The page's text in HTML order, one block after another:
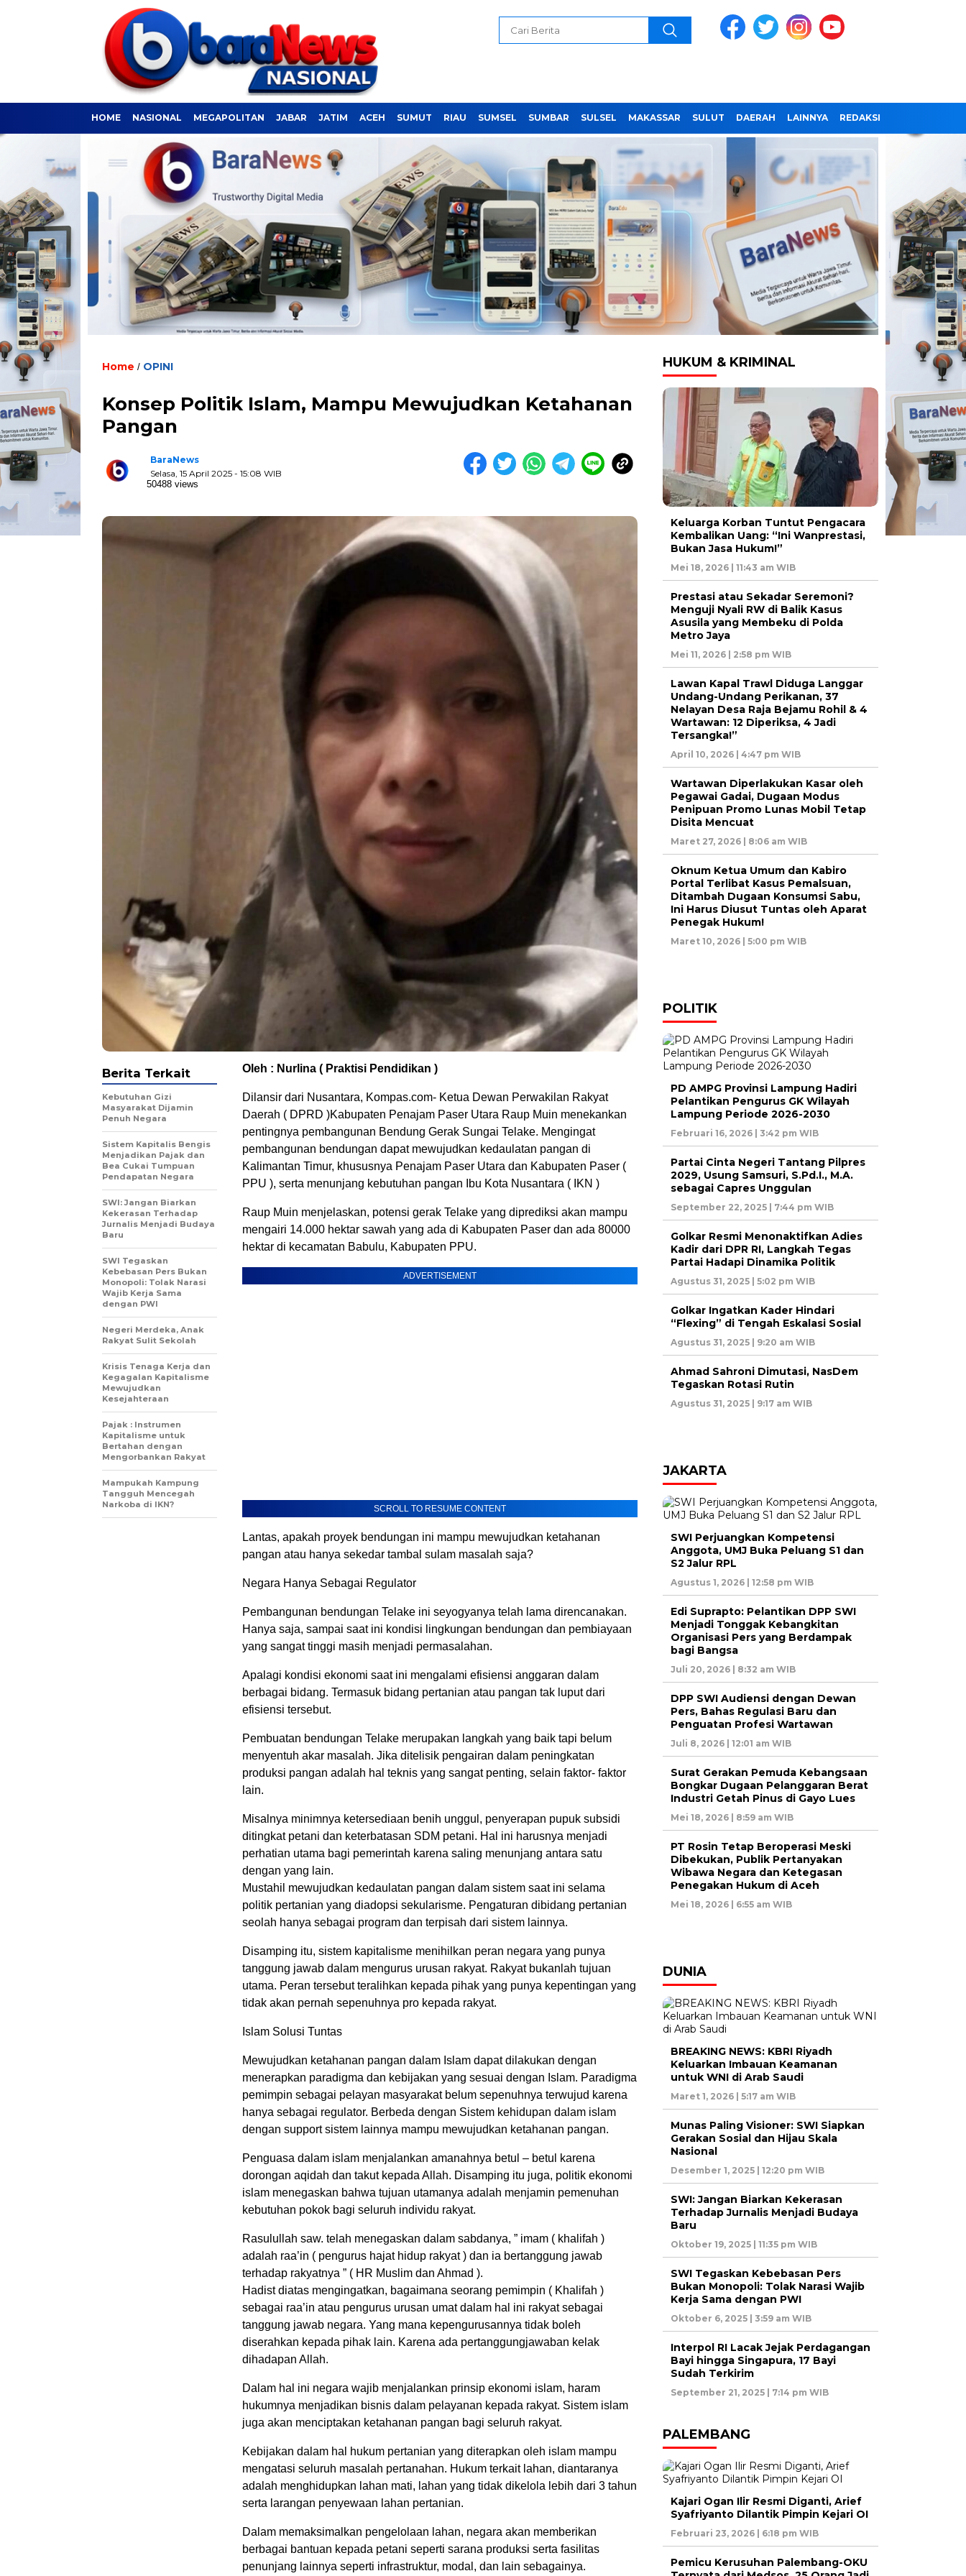
HOME NASIONAL MEGAPOLITAN JABAR JATIM ACEH SUMUT RIAU SUMSEL SUMBAR SULSEL MAKASSAR SULUT DAERAH LAINNYA REDAKSI
Home / OPINI
Konsep Politik Islam, Mampu Mewujudkan Ketahanan
Pangan
BaraNews
Selasa, 15 April 2025 - 15:08 WIB
50488 views
Oleh : Nurlina ( Praktisi Pendidikan )
Dilansir dari Nusantara, Kompas.com- Ketua Dewan Perwakilan Rakyat
Daerah ( DPRD )Kabupaten Penajam Paser Utara Raup Muin menekankan
pentingnya pembangunan Bendung Gerak Sungai Telake. Mengingat
pembangunan bendungan dapat mewujudkan kedaulatan pangan di
Kalimantan Timur, khususnya Penajam Paser Utara dan Kabupaten Paser (
PPU ), serta menunjang kebutuhan pangan Ibu Kota Nusantara ( IKN )
Raup Muin menjelaskan, potensi gerak Telake yang diprediksi akan mampu
mengairi 14.000 hektar sawah yang ada di Kabupaten Paser dan ada 80000
hektar di kecamatan Babulu, Kabupaten PPU.
ADVERTISEMENT
SCROLL TO RESUME CONTENT
Lantas, apakah proyek bendungan ini mampu mewujudkan ketahanan
pangan atau hanya sekedar tambal sulam masalah saja?
Negara Hanya Sebagai Regulator
Pembangunan bendungan Telake ini seyogyanya telah lama direncanakan.
Hanya saja, sampai saat ini kondisi lingkungan bendungan dan pembiayaan
yang sangat tinggi masih menjadi permasalahan.
Apalagi kondisi ekonomi saat ini mengalami efisiensi anggaran dalam
berbagai bidang. Termasuk bidang pertanian atau pangan tak luput dari
efisiensi tersebut.
Pembuatan bendungan Telake merupakan langkah yang baik tapi belum
menyentuh akar masalah. Jika ditelisik pengairan dalam peningkatan
produksi pangan adalah hal teknis yang sangat penting, selain faktor- faktor
lain.
Misalnya minimnya ketersediaan benih unggul, penyerapan pupuk subsidi
ditingkat petani dan keterbatasan SDM petani. Hal ini harusnya menjadi
perhatian utama bagi pemerintah karena saling menunjang antara satu
dengan yang lain.
Mustahil mewujudkan kedaulatan pangan dalam sistem saat ini selama
politik pertanian yang diadopsi sekularisme. Pengaturan dibidang pertanian
seolah hanya sebagai program dan terpisah dari sistem lainnya.
Disamping itu, sistem kapitalisme menihilkan peran negara yang punya
tanggung jawab dalam mengurus urusan rakyat. Rakyat bukanlah tujuan
utama. Peran tersebut teralihkan kepada pihak yang punya kepentingan yang
tidak akan pernah sepenuhnya pro kepada rakyat.
Islam Solusi Tuntas
Mewujudkan ketahanan pangan dalam Islam dapat dilakukan dengan
menerapkan paradigma dan kebijakan yang sesuai dengan Islam. Paradigma
pemimpin sebagai pelayan masyarakat belum sepenuhnya terwujud karena
hanya sebagai regulator. Berbeda dengan Sistem kehidupan dalam islam
dengan support sistem lainnya mampu mewujudkan ketahanan pangan.
Penguasa dalam islam menjalankan amanahnya betul – betul karena
dorongan aqidah dan takut kepada Allah. Disamping itu juga, politik ekonomi
islam menegaskan bahwa tujuan utamanya adalah menjamin pemenuhan
kebutuhan pokok bagi seluruh individu rakyat.
Rasulullah saw. telah menegaskan dalam sabdanya, ” imam ( khalifah )
adalah raa’in ( pengurus hajat hidup rakyat ) dan ia bertanggung jawab
terhadap rakyatnya ” ( HR Muslim dan Ahmad ).
Hadist diatas mengingatkan, bagaimana seorang pemimpin ( Khalifah )
sebagai raa’in atau pengurus urusan umat dalam hal ini rakyat sebagai
tanggung jawab negara. Yang mana kepengurusannya tidak boleh
diserahkan kepada pihak lain. Karena ada pertanggungjawaban kelak
dihadapan Allah.
Dalam hal ini negara wajib menjalankan prinsip ekonomi islam, haram
hukumnya menjadikan bisnis dalam pelayanan kepada rakyat. Sistem islam
juga akan menciptakan ketahanan pangan bagi seluruh rakyat.
Kebijakan dalam hal hukum pertanian yang diterapkan oleh islam mampu
mengatasi seluruh masalah pertanahan. Hukum terkait lahan, diantaranya
adalah menghidupkan lahan mati, lahan yang tidak dikelola lebih dari 3 tahun
serta larangan penyewaan lahan pertanian.
Dalam memaksimalkan pengelolaan lahan, negara akan memberikan
berbagai bantuan kepada petani seperti sarana produksi serta fasilitas
penunjang lainnya seperti infrastruktur, modal, dan lain sebagainya.
Berita Terkait
Kebutuhan Gizi
Masyarakat Dijamin
Penuh Negara
Sistem Kapitalis Bengis
Menjadikan Pajak dan
Bea Cukai Tumpuan
Pendapatan Negara
SWI: Jangan Biarkan
Kekerasan Terhadap
Jurnalis Menjadi Budaya
Baru
SWI Tegaskan
Kebebasan Pers Bukan
Monopoli: Tolak Narasi
Wajib Kerja Sama
dengan PWI
Negeri Merdeka, Anak
Rakyat Sulit Sekolah
Krisis Tenaga Kerja dan
Kegagalan Kapitalisme
Mewujudkan
Kesejahteraan
Pajak : Instrumen
Kapitalisme untuk
Bertahan dengan
Mengorbankan Rakyat
Mampukah Kampung
Tangguh Mencegah
Narkoba di IKN?
HUKUM & KRIMINAL
Keluarga Korban Tuntut Pengacara
Kembalikan Uang: “Ini Wanprestasi,
Bukan Jasa Hukum!”
Mei 18, 2026 | 11:43 am WIB
Prestasi atau Sekadar Seremoni?
Menguji Nyali RW di Balik Kasus
Asusila yang Membeku di Polda
Metro Jaya
Mei 11, 2026 | 2:58 pm WIB
Lawan Kapal Trawl Diduga Langgar
Undang-Undang Perikanan, 37
Nelayan Desa Raja Bejamu Rohil & 4
Wartawan: 12 Diperiksa, 4 Jadi
Tersangka!”
April 10, 2026 | 4:47 pm WIB
Wartawan Diperlakukan Kasar oleh
Pegawai Gadai, Dugaan Modus
Penipuan Promo Lunas Mobil Tetap
Disita Mencuat
Maret 27, 2026 | 8:06 am WIB
Oknum Ketua Umum dan Kabiro
Portal Terlibat Kasus Pemalsuan,
Ditambah Dugaan Konsumsi Sabu,
Ini Harus Diusut Tuntas oleh Aparat
Penegak Hukum!
Maret 10, 2026 | 5:00 pm WIB
POLITIK
PD AMPG Provinsi Lampung Hadiri
Pelantikan Pengurus GK Wilayah
Lampung Periode 2026-2030
Februari 16, 2026 | 3:42 pm WIB
Partai Cinta Negeri Tantang Pilpres
2029, Usung Samsuri, S.Pd.I., M.A.
sebagai Capres Unggulan
September 22, 2025 | 7:44 pm WIB
Golkar Resmi Menonaktifkan Adies
Kadir dari DPR RI, Langkah Tegas
Partai Hadapi Dinamika Politik
Agustus 31, 2025 | 5:02 pm WIB
Golkar Ingatkan Kader Hindari
“Flexing” di Tengah Eskalasi Sosial
Agustus 31, 2025 | 9:20 am WIB
Ahmad Sahroni Dimutasi, NasDem
Tegaskan Rotasi Rutin
Agustus 31, 2025 | 9:17 am WIB
JAKARTA
SWI Perjuangkan Kompetensi
Anggota, UMJ Buka Peluang S1 dan
S2 Jalur RPL
Agustus 1, 2026 | 12:58 pm WIB
Edi Suprapto: Pelantikan DPP SWI
Menjadi Tonggak Kebangkitan
Organisasi Pers yang Berdampak
bagi Bangsa
Juli 20, 2026 | 8:32 am WIB
DPP SWI Audiensi dengan Dewan
Pers, Bahas Regulasi Baru dan
Penguatan Profesi Wartawan
Juli 8, 2026 | 12:01 am WIB
Surat Gerakan Pemuda Kebangsaan
Bongkar Dugaan Pelanggaran Berat
Industri Getah Pinus di Gayo Lues
Mei 18, 2026 | 8:59 am WIB
PT Rosin Tetap Beroperasi Meski
Dibekukan, Publik Pertanyakan
Wibawa Negara dan Ketegasan
Penegakan Hukum di Aceh
Mei 18, 2026 | 6:55 am WIB
DUNIA
BREAKING NEWS: KBRI Riyadh
Keluarkan Imbauan Keamanan
untuk WNI di Arab Saudi
Maret 1, 2026 | 5:17 am WIB
Munas Paling Visioner: SWI Siapkan
Gerakan Sosial dan Hijau Skala
Nasional
Desember 1, 2025 | 12:20 pm WIB
SWI: Jangan Biarkan Kekerasan
Terhadap Jurnalis Menjadi Budaya
Baru
Oktober 19, 2025 | 11:35 pm WIB
SWI Tegaskan Kebebasan Pers
Bukan Monopoli: Tolak Narasi Wajib
Kerja Sama dengan PWI
Oktober 6, 2025 | 3:59 am WIB
Interpol RI Lacak Jejak Perdagangan
Bayi hingga Singapura, 17 Bayi
Sudah Terkirim
September 21, 2025 | 7:14 pm WIB
PALEMBANG
Kajari Ogan Ilir Resmi Diganti, Arief
Syafriyanto Dilantik Pimpin Kejari OI
Februari 23, 2026 | 6:18 pm WIB
Pemicu Kerusuhan Palembang-OKU